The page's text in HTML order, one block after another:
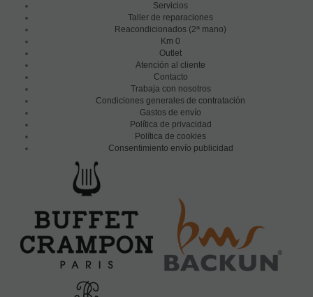
Servicios
Taller de reparaciones
Reacondicionados (2a mano)
Km 0
Outlet
Atención al cliente
Contacto
Trabaja con nosotros
Condiciones generales de contratación
Gastos de envío
Política de privacidad
Política de cookies
Consentimiento envío publicidad